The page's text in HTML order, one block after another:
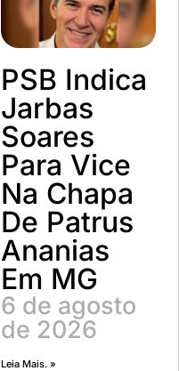
PSB Indica
Jarbas
Soares
Para Vice
Na Chapa
De Patrus
Ananias
Em MG
6 de agosto
de 2026
Leia Mais. »